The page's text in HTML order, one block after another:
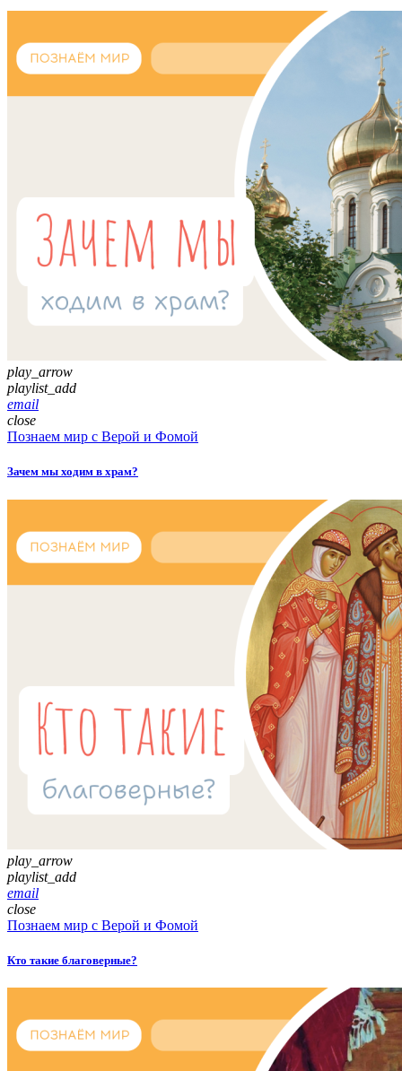
play_arrow
playlist_add
email
close
Познаем мир с Верой и Фомой
Зачем мы ходим в храм?
play_arrow
playlist_add
email
close
Познаем мир с Верой и Фомой
Кто такие благоверные?